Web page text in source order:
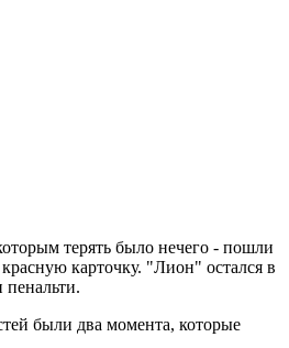
терять было нечего - пошли
карточку. "Лион" остался в
были два момента, которые